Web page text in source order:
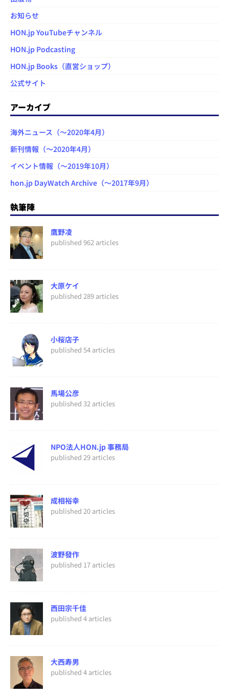
お知らせ
HON.jp YouTubeチャンネル
HON.jp Podcasting
HON.jp Books（直営ショップ）
公式サイト
アーカイブ
海外ニュース（～2020年4月）
新刊情報（～2020年4月）
イベント情報（～2019年10月）
hon.jp DayWatch Archive（～2017年9月）
執筆陣
鷹野凌
published 962 articles
大原ケイ
published 289 articles
小桜店子
published 54 articles
馬場公彦
published 32 articles
NPO法人HON.jp 事務局
published 29 articles
成相裕幸
published 20 articles
波野發作
published 17 articles
西田宗千佳
published 4 articles
大西寿男
published 4 articles